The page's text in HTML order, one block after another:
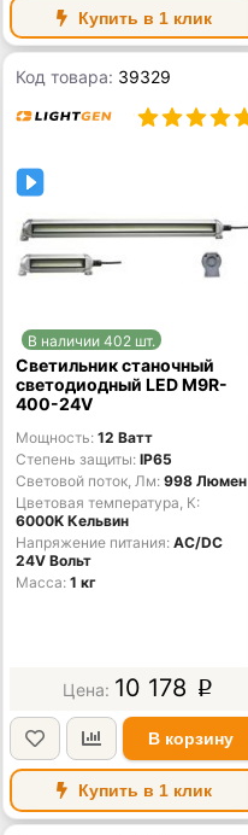
Купить в 1 клик
Код товара: 39329
В наличии 402 шт.
Светильник станочный
светодиодный LED M9R-
400-24V
Мощность 12 Ватт
Степень защиты IP65
Световой поток, Лм 998 Люмен
Цветовая температура, К
6000K Кельвин
Напряжение питания AC/DС
24V Вольт
Масса 1 кг
10 178 p
В корзину
Купить в 1 клик